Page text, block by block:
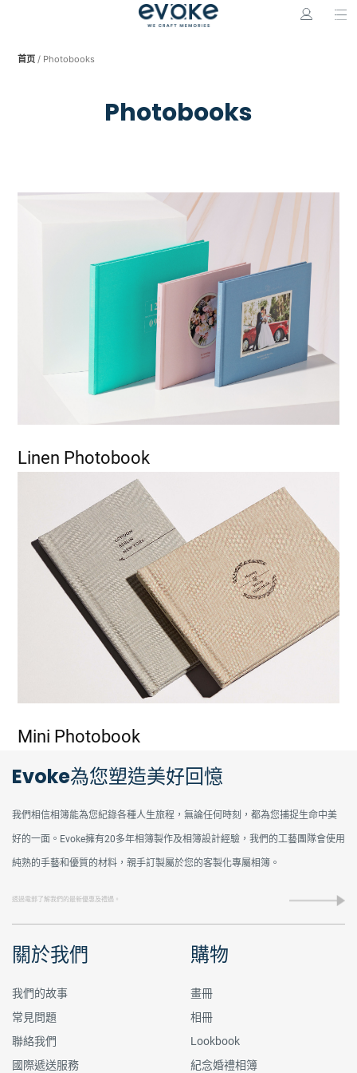
首页 / Photobooks
Photobooks
Linen Photobook
Mini Photobook
Evoke為您塑造美好回憶
我們相信相簿能為您紀錄各種人生旅程，無論任何時刻，都為您捕捉生命中美
好的一面。Evoke擁有20多年相簿製作及相簿設計經驗，我們的工藝團隊會使用
純熟的手藝和優質的材料，親手訂製屬於您的客製化專屬相簿。
關於我們
我們的故事
常見問題
聯絡我們
國際遞送服務
購物
畫冊
相冊
Lookbook
紀念婚禮相簿